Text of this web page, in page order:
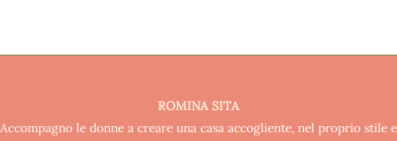
ROMINA SITA
Accompagno le donne a creare una casa accogliente, nel proprio stile e